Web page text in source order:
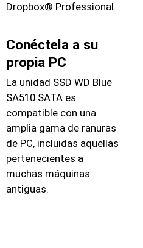
Dropbox® Professional.
Conéctela a su
propia PC
La unidad SSD WD Blue
SA510 SATA es
compatible con una
amplia gama de ranuras
de PC, incluidas aquellas
pertenecientes a
muchas máquinas
antiguas.